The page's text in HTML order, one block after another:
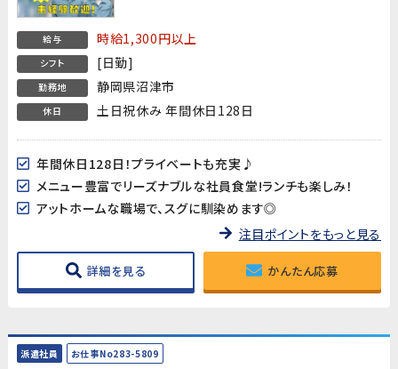
給与 時給1,300円以上
シフト [日勤]
勤務地 静岡県沼津市
休日 土日祝休み 年間休日128日
年間休日128日！プライベートも充実♪
メニュー豊富でリーズナブルな社員食堂!ランチも楽しみ！
アットホームな職場で、スグに馴染めます◎
注目ポイントをもっと見る
詳細を見る かんたん応募
派遣社員 お仕事No283-5809